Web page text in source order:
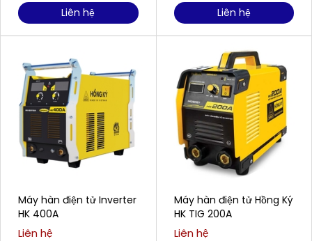
Liên hệ
Máy hàn điện tử Inverter
HK 400A
Liên hệ
Liên hệ
Máy hàn điện tử Hồng Ký
HK TIG 200A
Liên hệ